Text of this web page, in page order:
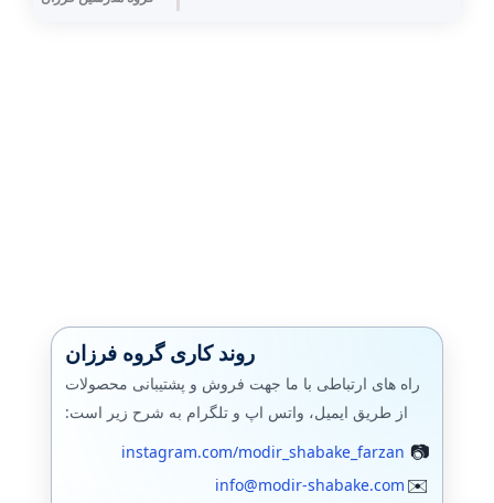
فورتی گیت
الستیکس،استریسک
وایرشارک
روند کاری گروه فرزان
راه های ارتباطی با ما جهت فروش و پشتیبانی محصولات
از طریق ایمیل، واتس اپ و تلگرام به شرح زیر است:
instagram.com/modir_shabake_farzan
info@modir-shabake.com